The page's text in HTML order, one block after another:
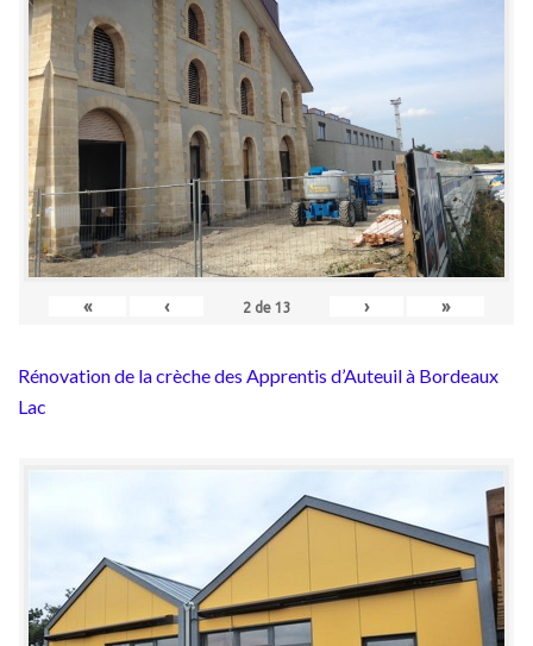
« ‹ 2de 13 › »
Rénovation de la crèche des Apprentis d’Auteuil à Bordeaux
Lac